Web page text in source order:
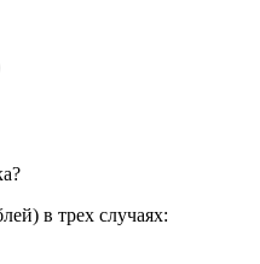
в трех случаях: